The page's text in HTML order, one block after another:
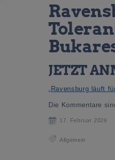
JETZT
„Ravensburg läuft
Die Kommentare
17. Februar 2026
Allgemein